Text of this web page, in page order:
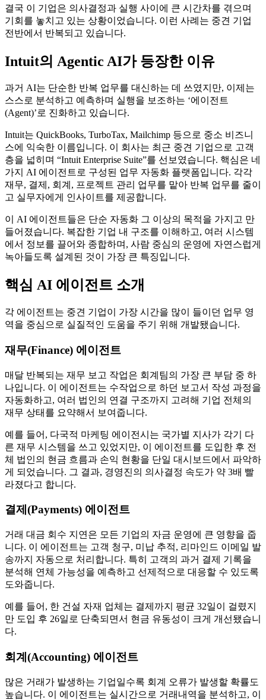
결국 이 기업은 의사결정과 실행 사이에 큰 시간차를 겪으며
기회를 놓치고 있는 상황이었습니다. 이런 사례는 중견 기업
전반에서 반복되고 있습니다.
Intuit의 Agentic AI가 등장한 이유
과거 AI는 단순한 반복 업무를 대신하는 데 쓰였지만, 이제는
스스로 분석하고 예측하며 실행을 보조하는 ‘에이전트
(Agent)’로 진화하고 있습니다.
Intuit는 QuickBooks, TurboTax, Mailchimp 등으로 중소 비즈니
스에 익숙한 이름입니다. 이 회사는 최근 중견 기업으로 고객
층을 넓히며 “Intuit Enterprise Suite”를 선보였습니다. 핵심은 네
가지 AI 에이전트로 구성된 업무 자동화 플랫폼입니다. 각각
재무, 결제, 회계, 프로젝트 관리 업무를 맡아 반복 업무를 줄이
고 실무자에게 인사이트를 제공합니다.
이 AI 에이전트들은 단순 자동화 그 이상의 목적을 가지고 만
들어졌습니다. 복잡한 기업 내 구조를 이해하고, 여러 시스템
에서 정보를 끌어와 종합하며, 사람 중심의 운영에 자연스럽게
녹아들도록 설계된 것이 가장 큰 특징입니다.
핵심 AI 에이전트 소개
각 에이전트는 중견 기업이 가장 시간을 많이 들이던 업무 영
역을 중심으로 실질적인 도움을 주기 위해 개발됐습니다.
재무(Finance) 에이전트
매달 반복되는 재무 보고 작업은 회계팀의 가장 큰 부담 중 하
나입니다. 이 에이전트는 수작업으로 하던 보고서 작성 과정을
자동화하고, 여러 법인의 연결 구조까지 고려해 기업 전체의
재무 상태를 요약해서 보여줍니다.
예를 들어, 다국적 마케팅 에이전시는 국가별 지사가 각기 다
른 재무 시스템을 쓰고 있었지만, 이 에이전트를 도입한 후 전
체 법인의 현금 흐름과 손익 현황을 단일 대시보드에서 파악하
게 되었습니다. 그 결과, 경영진의 의사결정 속도가 약 3배 빨
라졌다고 합니다.
결제(Payments) 에이전트
거래 대금 회수 지연은 모든 기업의 자금 운영에 큰 영향을 줍
니다. 이 에이전트는 고객 청구, 미납 추적, 리마인드 이메일 발
송까지 자동으로 처리합니다. 특히 고객의 과거 결제 기록을
분석해 연체 가능성을 예측하고 선제적으로 대응할 수 있도록
도와줍니다.
예를 들어, 한 건설 자재 업체는 결제까지 평균 32일이 걸렸지
만 도입 후 26일로 단축되면서 현금 유동성이 크게 개선됐습니
다.
회계(Accounting) 에이전트
많은 거래가 발생하는 기업일수록 회계 오류가 발생할 확률도
높습니다. 이 에이전트는 실시간으로 거래내역을 분석하고, 이